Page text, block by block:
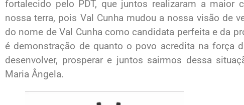
fortalecido pelo PDT, que juntos realizaram a maior
nossa terra, pois Val Cunha mudou a nossa visão de
do nome de Val Cunha como candidata perfeita e da
é demonstração de quanto o povo acredita na força
desenvolver, prosperar e juntos sairmos dessa
Maria Ângela.